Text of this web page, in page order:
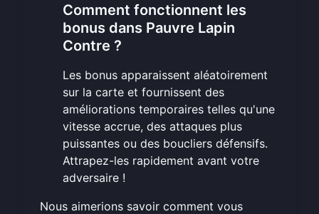
Comment fonctionnent les
bonus dans Pauvre Lapin
Contre ?
Les bonus apparaissent aléatoirement
sur la carte et fournissent des
améliorations temporaires telles qu'une
vitesse accrue, des attaques plus
puissantes ou des boucliers défensifs.
Attrapez-les rapidement avant votre
adversaire !
Nous aimerions savoir comment vous